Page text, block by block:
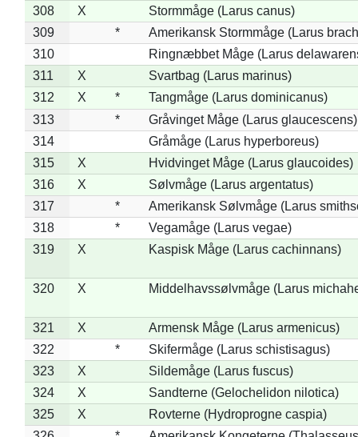
308
X
Stormmåge (Larus canus)
309
*
Amerikansk Stormmåge (Larus
310
Ringnæbbet Måge (Larus
311
X
Svartbag (Larus marinus)
312
X *
Tangmåge (Larus dominicanus)
313
*
Gråvinget Måge (Larus glaucescens)
314
Gråmåge (Larus hyperboreus)
315
X
Hvidvinget Måge (Larus glaucoides)
316
X
Sølvmåge (Larus argentatus)
317
*
Amerikansk Sølvmåge (Larus
318
*
Vegamåge (Larus vegae)
319
X Kaspisk Måge (Larus cachinnans)
320 X Middelhavssølvmåge (Larus
321 X
Armensk Måge (Larus armenicus)
322
*
Skifermåge (Larus schistisagus)
323
X
Sildemåge (Larus fuscus)
324
X
Sandterne (Gelochelidon nilotica)
325
X
Rovterne (Hydroprogne caspia)